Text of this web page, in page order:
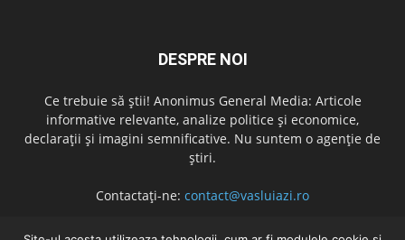
DESPRE NOI
Ce trebuie să știi! Anonimus General Media: Articole
informative relevante, analize politice și economice,
declarații și imagini semnificative. Nu suntem o agenție de
știri.
Contactați-ne: contact@vasluiazi.ro